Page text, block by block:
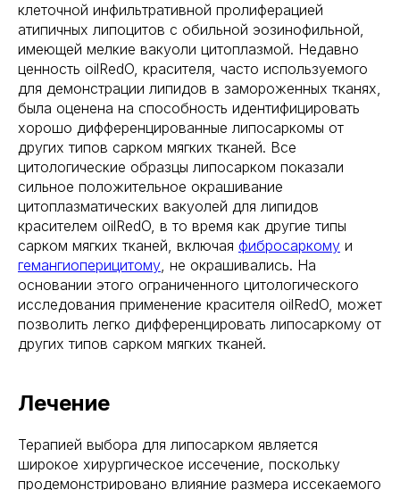
клеточной инфильтративной пролиферацией
атипичных липоцитов с обильной эозинофильной,
имеющей мелкие вакуоли цитоплазмой. Недавно
ценность oilRedO, красителя, часто используемого
для демонстрации липидов в замороженных тканях,
была оценена на способность идентифицировать
хорошо дифференцированные липосаркомы от
других типов сарком мягких тканей. Все
цитологические образцы липосарком показали
сильное положительное окрашивание
цитоплазматических вакуолей для липидов
красителем oilRedO, в то время как другие типы
сарком мягких тканей, включая фибросаркому и
гемангиоперицитому, не окрашивались. На
основании этого ограниченного цитологического
исследования применение красителя oilRedO, может
позволить легко дифференцировать липосаркому от
других типов сарком мягких тканей.
Лечение
Терапией выбора для липосарком является
широкое хирургическое иссечение, поскольку
продемонстрировано влияние размера иссекаемого